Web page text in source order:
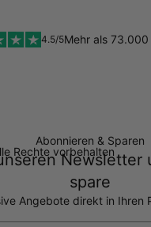
Abonnieren & Sparen
Newsletter
spare
Angebote direkt in Ihren
4.5/5Mehr als
Rechte vorbehalten